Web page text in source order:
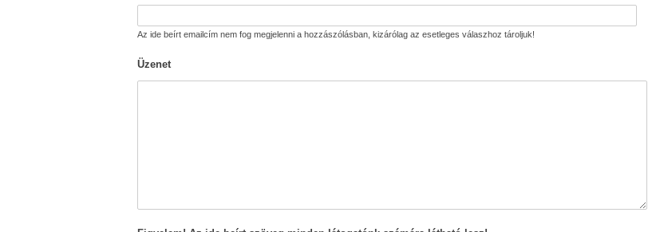
Az ide beírt emailcím nem fog megjelenni a hozzászólásban, kizárólag az esetleges válaszhoz tároljuk!
Üzenet